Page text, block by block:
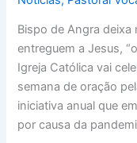
Bispo de Angra
entreguem a Jesus,
Igreja Católica vai
semana de oração
iniciativa anual que
por causa da